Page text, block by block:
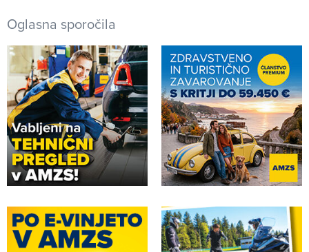
Oglasna sporočila